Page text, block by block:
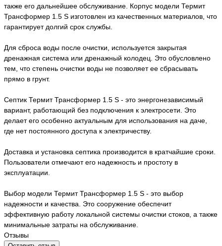
также его дальнейшее обслуживание. Корпус модели Термит
Трансформер 1.5 S изготовлен из качественных материалов, что
гарантирует долгий срок службы.
Для сброса воды после очистки, используется закрытая
дренажная система или дренажный колодец. Это обусловлено
тем, что степень очистки воды не позволяет ее сбрасывать
прямо в грунт.
Септик Термит Трансформер 1.5 S - это энергонезависимый
вариант, работающий без подключения к электросети. Это
делает его особенно актуальным для использования на даче,
где нет постоянного доступа к электричеству.
Доставка и установка септика производится в кратчайшие сроки.
Пользователи отмечают его надежность и простоту в
эксплуатации.
Выбор модели Термит Трансформер 1.5 S - это выбор
надежности и качества. Это сооружение обеспечит
эффективную работу локальной системы очистки стоков, а также
минимальные затраты на обслуживание.
Отзывы